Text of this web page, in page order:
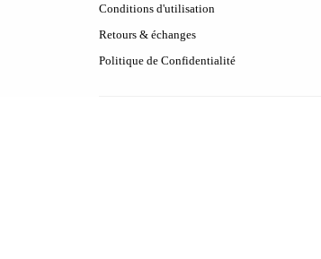
Conditions d'utilisation
Retours & échanges
Politique de Confidentialité